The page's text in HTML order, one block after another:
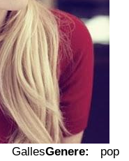
GallesGenere:
pop